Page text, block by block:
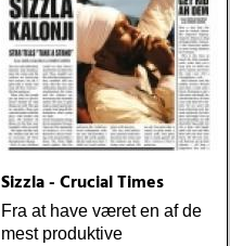
Sizzla - Crucial Times
Fra at have været en af de
mest produktive